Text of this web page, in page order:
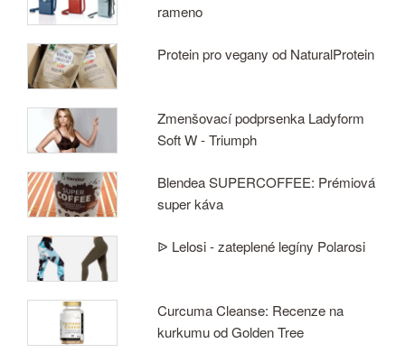
rameno
Protein pro vegany od NaturalProtein
Zmenšovací podprsenka Ladyform
Soft W - Triumph
Blendea SUPERCOFFEE: Prémiová
super káva
ᐉ Lelosi - zateplené legíny Polarosi
Curcuma Cleanse: Recenze na
kurkumu od Golden Tree